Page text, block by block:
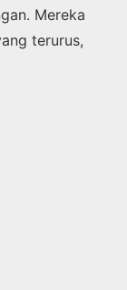
Mereka
terurus,